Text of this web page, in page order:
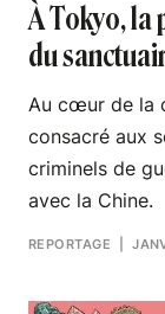
À Tokyo, la
du
Au cœur de la
consacré aux
criminels de
avec la Chine.
REPORTAGE |